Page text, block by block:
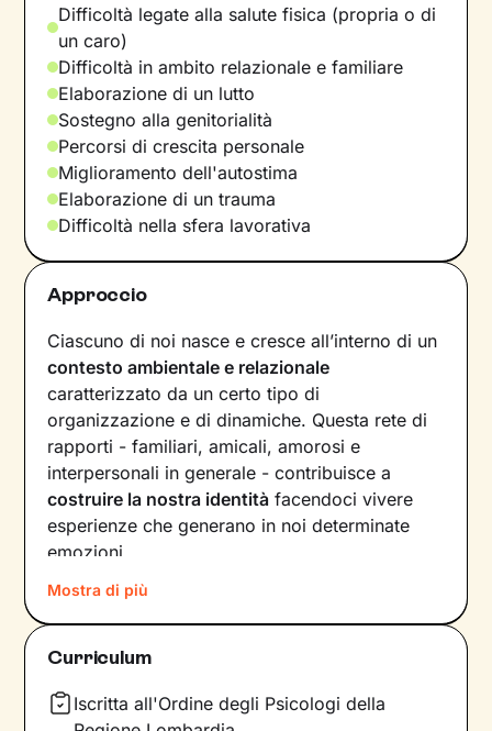
Difficoltà legate alla salute fisica (propria o di
un caro)
Difficoltà in ambito relazionale e familiare
Elaborazione di un lutto
Sostegno alla genitorialità
Percorsi di crescita personale
Miglioramento dell'autostima
Elaborazione di un trauma
Difficoltà nella sfera lavorativa
Approccio
Ciascuno di noi nasce e cresce all’interno di un
contesto ambientale e relazionale
caratterizzato da un certo tipo di
organizzazione e di dinamiche. Questa rete di
rapporti - familiari, amicali, amorosi e
interpersonali in generale - contribuisce a
costruire la nostra identità facendoci vivere
esperienze che generano in noi determinate
emozioni.
Quando il benessere viene a mancare, la
motivazione è da ricercare proprio all’interno
delle dinamiche relazionali, passate e presenti.
lavorare prima di tutto sullaconsapevolezza
Mostra di più
Curriculum
Iscritta all'Ordine degli Psicologi della